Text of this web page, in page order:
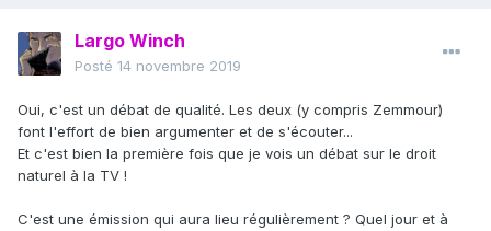
Largo Winch
Posté 14 novembre 2019
Oui, c'est un débat de qualité. Les deux (y compris Zemmour)
font l'effort de bien argumenter et de s'écouter...
Et c'est bien la première fois que je vois un débat sur le droit
naturel à la TV !
C'est une émission qui aura lieu régulièrement ? Quel jour et à